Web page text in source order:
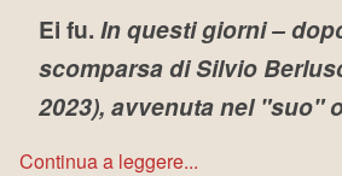
Ei fu. In questi giorni –
scomparsa di Silvio
2023), avvenuta nel "suo"
Continua a leggere...